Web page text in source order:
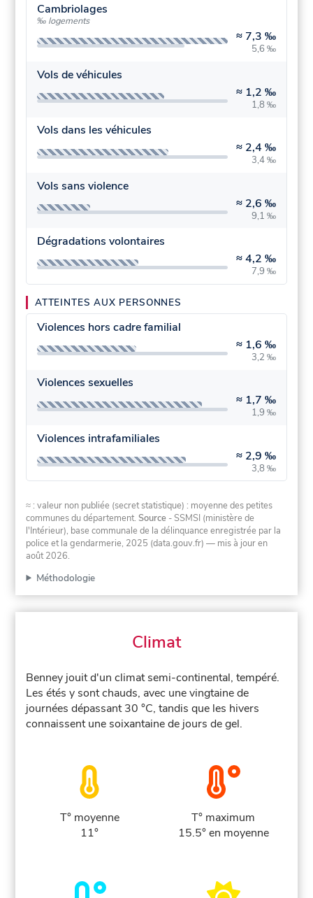
Cambriolages
‰ logements
≈ 7,3 ‰
5,6 ‰
Vols de véhicules
≈ 1,2 ‰
1,8 ‰
Vols dans les véhicules
≈ 2,4 ‰
3,4 ‰
Vols sans violence
≈ 2,6 ‰
9,1 ‰
Dégradations volontaires
≈4,2 ‰
7,9 ‰
ATTEINTES AUX PERSONNES
Violences hors cadre familial
≈ 1,6 ‰
3,2 ‰
Violences sexuelles
≈ 1,7 ‰
1,9 ‰
Violences intrafamiliales
≈ 2,9 ‰
3,8 ‰
≈ : valeur non publiée (secret statistique) : moyenne des petites
communes du département.Source - SSMSI (ministère de
l'Intérieur), base communale de la délinquance enregistrée par la
police et la gendarmerie, 2025 (data.gouv.fr) — mis à jour en
août 2026.
Méthodologie
Climat
Benney jouit d'un climat semi-continental, tempéré.
Les étés y sont chauds, avec une vingtaine de
journées dépassant 30 °C, tandis que les hivers
connaissent une soixantaine de jours de gel.
T° moyenne
11°
T° maximum
15.5° en moyenne